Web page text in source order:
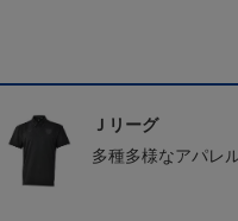
Ｊリーグ
多種多様なアパレ